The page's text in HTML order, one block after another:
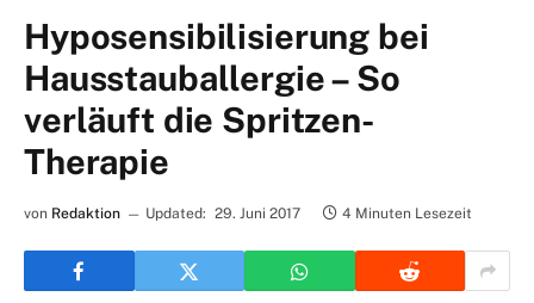
Hyposensibilisierung bei
Hausstauballergie – So
verläuft die Spritzen-
Therapie
von Redaktion Updated: 29. Juni 2017 4 Minuten Lesezeit